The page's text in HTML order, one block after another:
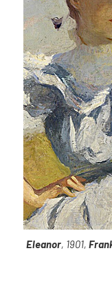
Eleanor, 1901,